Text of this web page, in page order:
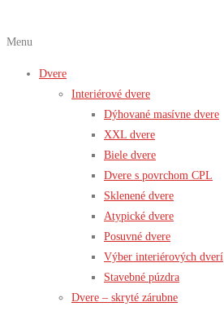
Menu
Dvere
Interiérové dvere
Dýhované masívne dvere
XXL dvere
Biele dvere
Dvere s povrchom CPL
Sklenené dvere
Atypické dvere
Posuvné dvere
Výber interiérových dverí
Stavebné púzdra
Dvere – skryté zárubne